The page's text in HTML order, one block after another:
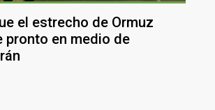
el estrecho de Ormuz
pronto en medio de